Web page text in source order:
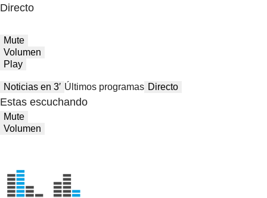
Directo
Mute
Volumen
Play
Noticias en 3′ Últimos programas Directo
Estas escuchando
Mute
Volumen